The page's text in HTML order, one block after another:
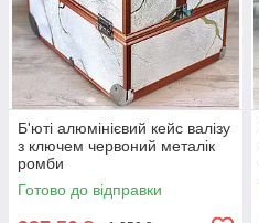
Б'юті алюмінієвий кейс валізу
з ключем червоний металік
ромби
Готово до відправки